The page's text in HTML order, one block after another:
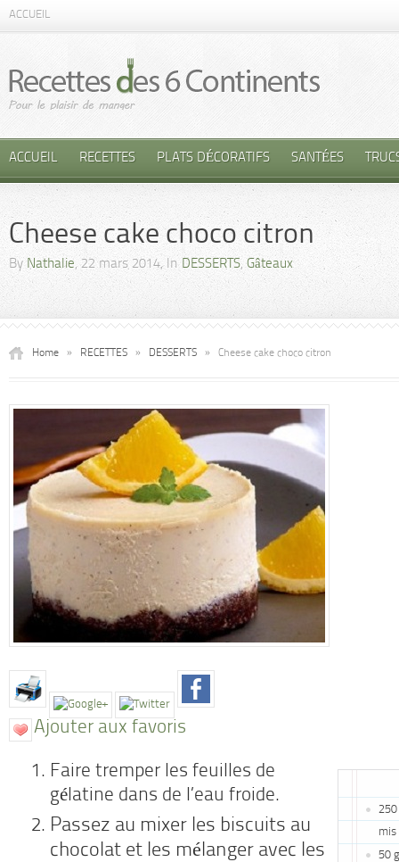
ACCUEIL
ACCUEIL RECETTES PLATS DÉCORATIFS SANTÉES
Cheese cake choco citron
By Nathalie, 22 mars 2014, In DESSERTS,Gâteaux
Home » RECETTES » DESSERTS » Cheese cake choco citron
Ajouter aux favoris
250
mis
50
Faire tremper les feuilles de
gélatine dans de l’eau froide.
Passez au mixer les biscuits au
chocolat et les mélanger avec les